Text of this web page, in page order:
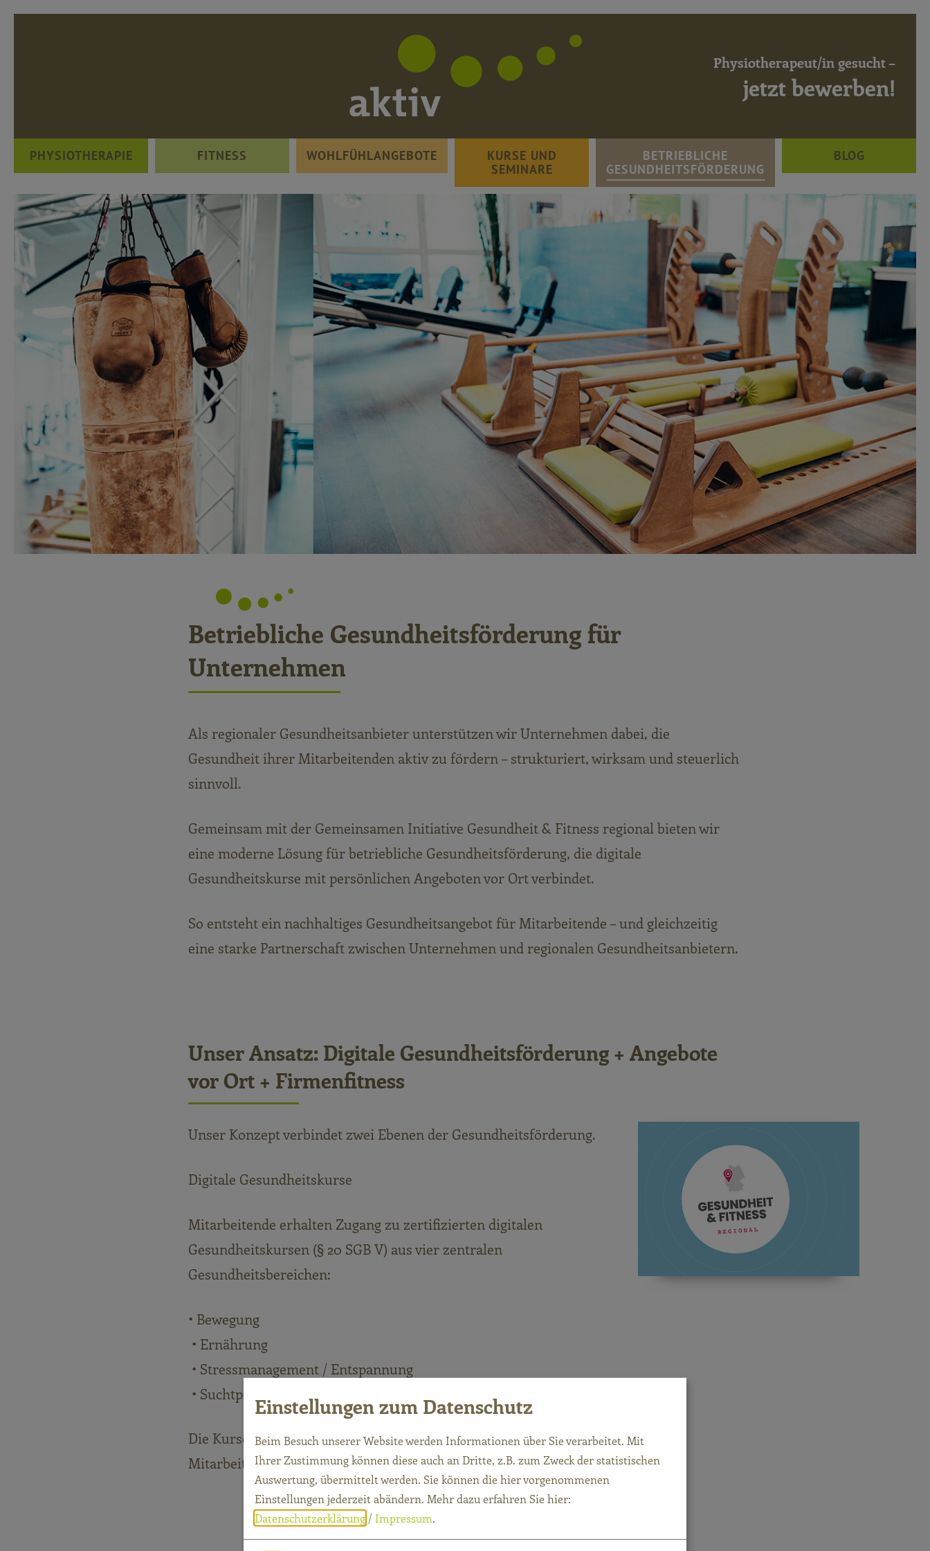
Physiotherapeut/in gesucht –
jetzt bewerben!
PHYSIOTHERAPIE FITNESS WOHLFÜHLANGEBOTE
KURSE UND
SEMINARE
BETRIEBLICHE
GESUNDHEITSFÖRDERUNG
BLOG
Betriebliche Gesundheitsförderung für
Unternehmen
Als regionaler Gesundheitsanbieter unterstützen wir Unternehmen dabei, die
Gesundheit ihrer Mitarbeitenden aktiv zu fördern – strukturiert, wirksam und steuerlich
sinnvoll.
Gemeinsam mit der Gemeinsamen Initiative Gesundheit & Fitness regional bieten wir
eine moderne Lösung für betriebliche Gesundheitsförderung, die digitale
Gesundheitskurse mit persönlichen Angeboten vor Ort verbindet.
So entsteht ein nachhaltiges Gesundheitsangebot für Mitarbeitende – und gleichzeitig
eine starke Partnerschaft zwischen Unternehmen und regionalen Gesundheitsanbietern.
Unser Ansatz: Digitale Gesundheitsförderung + Angebote
vor Ort + Firmenfitness
Unser Konzept verbindet zwei Ebenen der Gesundheitsförderung.
Digitale Gesundheitskurse
Mitarbeitende erhalten Zugang zu zertifizierten digitalen
Gesundheitskursen (§ 20 SGB V) aus vier zentralen
Gesundheitsbereichen:
• Bewegung
• Ernährung
• Stressmanagement / Entspannung
• Suchtprävention
Die Kurse können flexibel im Alltag durchgeführt werden und unterstützen
Mitarbeitende dabei, ihre Gesundheit aktiv zu stärken.
Einstellungen zum Datenschutz
Beim Besuch unserer Website werden Informationen über Sie verarbeitet. Mit
Ihrer Zustimmung können diese auch an Dritte, z.B. zum Zweck der statistischen
Auswertung, übermittelt werden. Sie können die hier vorgenommenen
Einstellungen jederzeit abändern. Mehr dazu erfahren Sie hier:
Datenschutzerklärung / Impressum.